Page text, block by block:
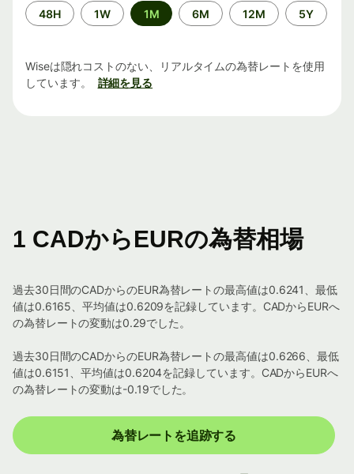
期
間
48H 1W 1M 6M 12M 5Y
Wiseは隠れコストのない、リアルタイムの為替レートを使用
しています。
詳細を見る
1 CADからEURの為替相場
過去30日間のCADからのEUR為替レートの最高値は0.6241、最低
値は0.6165、平均値は0.6209を記録しています。CADからEURへ
の為替レートの変動は0.29でした。
過去30日間のCADからのEUR為替レートの最高値は0.6266、最低
値は0.6151、平均値は0.6204を記録しています。CADからEURへ
の為替レートの変動は-0.19でした。
為替レートを追跡する